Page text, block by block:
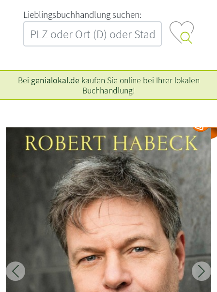
L‍i‍e‍b‍l‍i‍n‍g‍s‍b‍u‍c‍h‍h‍a‍n‍d‍l‍u‍n‍g‍ ‍s‍u‍c‍h‍e‍n‍:‍
Bei genialokal.de kaufen Sie online bei Ihrer lokalen
Buchhandlung!
Zurück